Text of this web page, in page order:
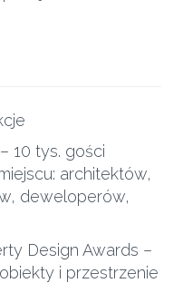
10 tys. gości
architektów,
deweloperów,
Design Awards –
i przestrzenie